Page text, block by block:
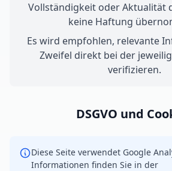
Vollständigkeit oder Aktualität
keine Haftung
Es wird empfohlen, relevante
Zweifel direkt bei der
verifizieren.
DSGVO und
Diese Seite verwendet Google
Informationen finden Sie in der